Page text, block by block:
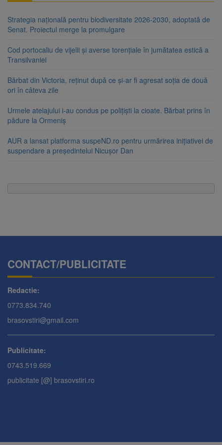
Strategia națională pentru biodiversitate 2026-2030, adoptată de
Senat. Proiectul merge la promulgare
Cod portocaliu de vijelii și averse torențiale în jumătatea estică a
Transilvaniei
Bărbat din Victoria, reținut după ce și-ar fi agresat soția de două
ori în câteva zile
Urmele atelajului i-au condus pe polițiști la cioate. Bărbat prins în
pădure la Ormeniș
AUR a lansat platforma suspeND.ro pentru urmărirea inițiativei de
suspendare a președintelui Nicușor Dan
CONTACT/PUBLICITATE
Redactie:
0773.834.740
brasovstiri@gmail.com
Publicitate:
0743.519.669
publicitate [@] brasovstiri.ro